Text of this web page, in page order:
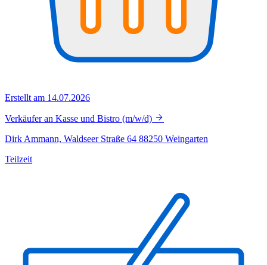
Erstellt am 14.07.2026
Verkäufer an Kasse und Bistro (m/w/d)
Dirk Ammann, Waldseer Straße 64 88250 Weingarten
Teilzeit